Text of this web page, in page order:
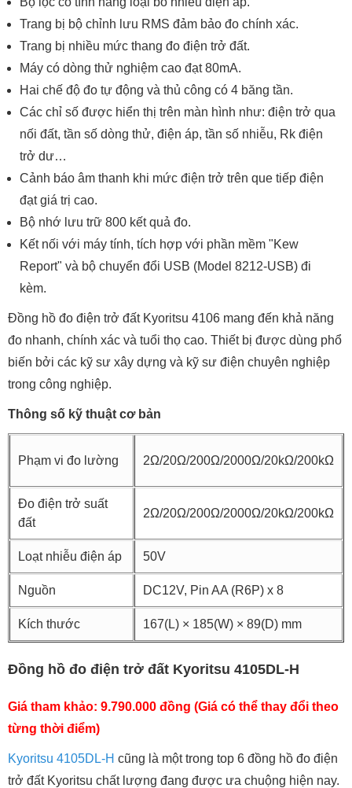
Trang bị bộ chỉnh lưu RMS đảm bảo đo chính xác.
Trang bị nhiều mức thang đo điện trở đất.
Máy có dòng thử nghiệm cao đạt 80mA.
Hai chế độ đo tự động và thủ công có 4 băng tần.
Các chỉ số được hiển thị trên màn hình như: điện trở qua
nối đất, tần số dòng thử, điện áp, tần số nhiễu, Rk điện
trở dư…
Cảnh báo âm thanh khi mức điện trở trên que tiếp điện
đạt giá trị cao.
Bộ nhớ lưu trữ 800 kết quả đo.
Kết nối với máy tính, tích hợp với phần mềm "Kew
Report" và bộ chuyển đổi USB (Model 8212-USB) đi
kèm.
Đồng hồ đo điện trở đất Kyoritsu 4106 mang đến khả năng
đo nhanh, chính xác và tuổi thọ cao. Thiết bị được dùng phổ
biến bởi các kỹ sư xây dựng và kỹ sư điện chuyên nghiệp
trong công nghiệp.
Thông số kỹ thuật cơ bản
Phạm vi đo lường 2Ω/20Ω/200Ω/2000Ω/20kΩ/200kΩ
Đo điện trở suất
đất
2Ω/20Ω/200Ω/2000Ω/20kΩ/200kΩ
Loạt nhiễu điện áp 50V
Nguồn DC12V, Pin AA (R6P) x 8
Kích thước 167(L) × 185(W) × 89(D) mm
Đồng hồ đo điện trở đất Kyoritsu 4105DL-H
Giá tham khảo: 9.790.000 đồng (Giá có thể thay đổi theo
từng thời điểm)
Kyoritsu 4105DL-H cũng là một trong top 6 đồng hồ đo điện
trở đất Kyoritsu chất lượng đang được ưa chuộng hiện nay.